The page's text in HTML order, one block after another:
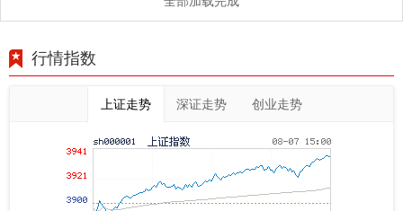
行情指数
上证走势 深证走势 创业走势